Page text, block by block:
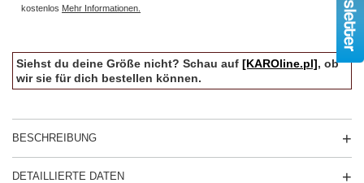
kostenlos Mehr Informationen.
Siehst du deine Größe nicht? Schau auf [KAROline.pl], ob
wir sie für dich bestellen können.
BESCHREIBUNG
DETAILLIERTE DATEN